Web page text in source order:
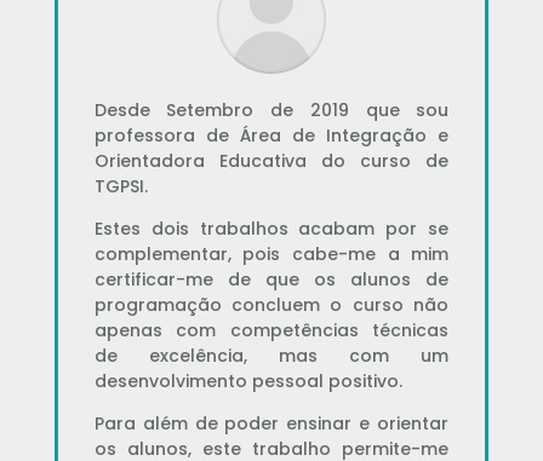
Desde Setembro de 2019 que sou
professora de Área de Integração e
Orientadora Educativa do curso de
TGPSI.
Estes dois trabalhos acabam por se
complementar, pois cabe-me a mim
certificar-me de que os alunos de
programação concluem o curso não
apenas com competências técnicas
de excelência, mas com um
desenvolvimento pessoal positivo.
Para além de poder ensinar e orientar
os alunos, este trabalho permite-me